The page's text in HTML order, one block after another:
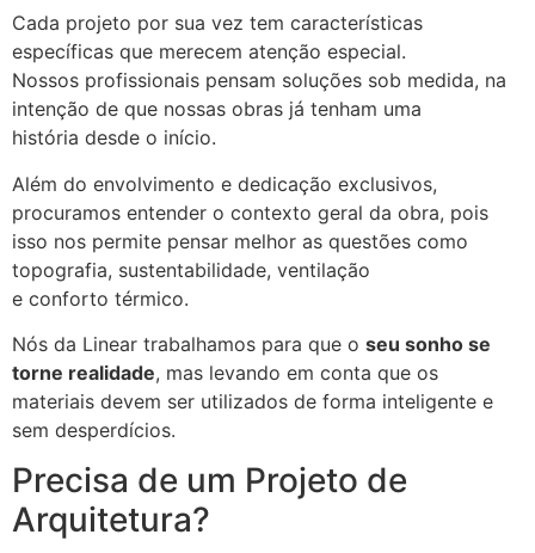
Cada projeto por sua vez tem características
específicas que merecem atenção especial.
Nossos profissionais pensam soluções sob medida, na
intenção de que nossas obras já tenham uma
história desde o início.
Além do envolvimento e dedicação exclusivos,
procuramos entender o contexto geral da obra, pois
isso nos permite pensar melhor as questões como
topografia, sustentabilidade, ventilação
e conforto térmico.
Nós da Linear trabalhamos para que o seu sonho se
torne realidade, mas levando em conta que os
materiais devem ser utilizados de forma inteligente e
sem desperdícios.
Precisa de um Projeto de
Arquitetura?